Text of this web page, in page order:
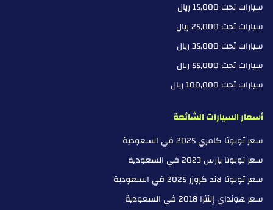
سيارات تحت 15,000 ريال
سيارات تحت 25,000 ريال
سيارات تحت 35,000 ريال
سيارات تحت 55,000 ريال
سيارات تحت 100,000 ريال
أسعار السيارات الشائعة
سعر تويوتا كامري 2025 في السعودية
سعر تويوتا يارس 2023 في السعودية
سعر تويوتا لاند كروزر 2025 في السعودية
سعر هونداي إلنترا 2018 في السعودية